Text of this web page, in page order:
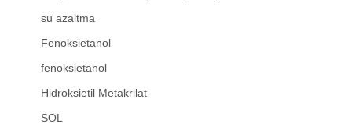
su azaltma
Fenoksietanol
fenoksietanol
Hidroksietil Metakrilat
SOL